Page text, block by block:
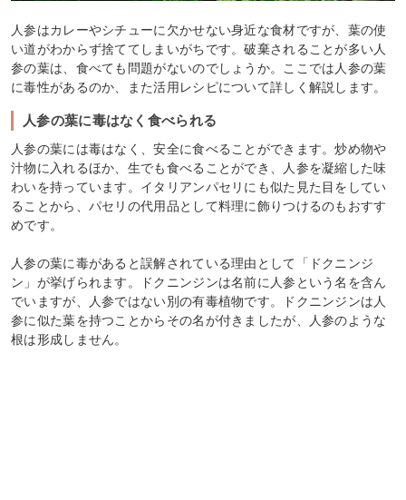
人参はカレーやシチューに欠かせない身近な食材ですが、葉の使
い道がわからず捨ててしまいがちです。破棄されることが多い人
参の葉は、食べても問題がないのでしょうか。ここでは人参の葉
に毒性があるのか、また活用レシピについて詳しく解説します。
人参の葉に毒はなく食べられる
人参の葉には毒はなく、安全に食べることができます。炒め物や
汁物に入れるほか、生でも食べることができ、人参を凝縮した味
わいを持っています。イタリアンパセリにも似た見た目をしてい
ることから、パセリの代用品として料理に飾りつけるのもおすす
めです。
人参の葉に毒があると誤解されている理由として「ドクニンジ
ン」が挙げられます。ドクニンジンは名前に人参という名を含ん
でいますが、人参ではない別の有毒植物です。ドクニンジンは人
参に似た葉を持つことからその名が付きましたが、人参のような
根は形成しません。